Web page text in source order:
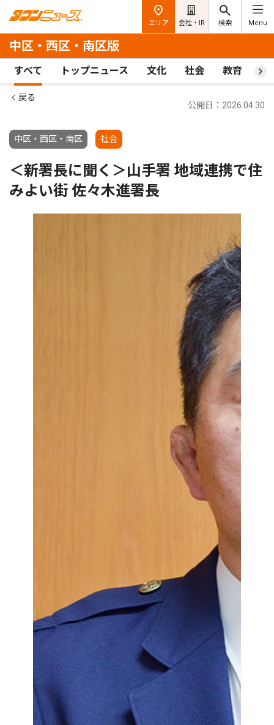
エリア 会社・IR 検索 Menu
中区・西区・南区版
すべて トップニュース 文化 社会 教育 ス
戻る
中区・西区・南区 社会
公開日：2026.04.30
＜新署長に聞く＞山手署 地域連携で住
みよい街 佐々木進署長